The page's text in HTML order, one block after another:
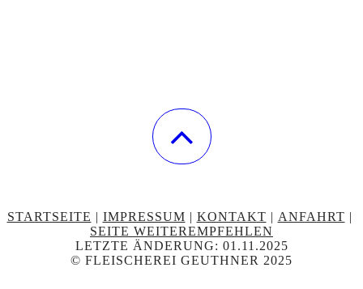
STARTSEITE | IMPRESSUM | KONTAKT | ANFAHRT |
SEITE WEITEREMPFEHLEN
LETZTE ÄNDERUNG: 01.11.2025
© FLEISCHEREI GEUTHNER 2025